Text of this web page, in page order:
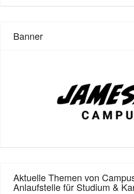
Banner
Aktuelle Themen von
Anlaufstelle für Studium &